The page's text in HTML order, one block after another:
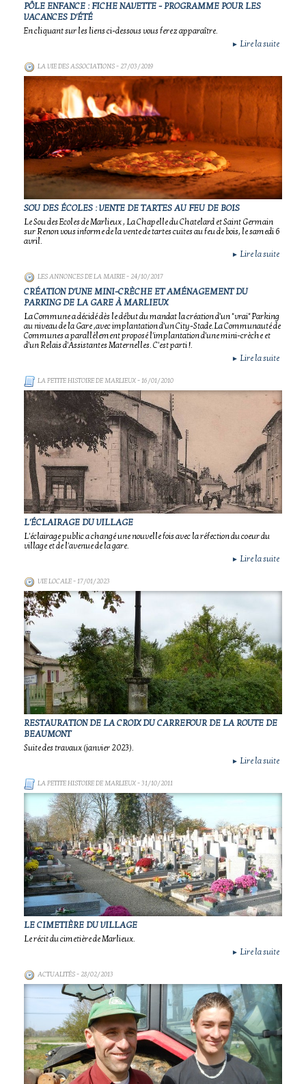
PÔLE ENFANCE : FICHE NAVETTE - PROGRAMME POUR LES
VACANCES D'ÉTÉ
En cliquant sur les liens ci-dessous vous ferez apparaître.
► Lire la suite
LA VIE DES ASSOCIATIONS- 27/03/2019
SOU DES ÉCOLES : VENTE DE TARTES AU FEU DE BOIS
Le Sou des Ecoles de Marlieux , La Chapelle du Chatelard et Saint Germain
sur Renon vous informe de la vente de tartes cuites au feu de bois, le samedi 6
avril.
► Lire la suite
LES ANNONCES DE LA MAIRIE- 24/10/2017
CRÉATION D'UNE MINI-CRÈCHE ET AMÉNAGEMENT DU
PARKING DE LA GARE À MARLIEUX
La Commune a décidé dès le début du mandat la création d'un "vrai" Parking
au niveau de la Gare ,avec implantation d'un City-Stade.La Communauté de
Communes a parallèlement proposé l'implantation d'une mini-crèche et
d'un Relais d'Assistantes Maternelles. C'est parti !.
► Lire la suite
LA PETITE HISTOIRE DE MARLIEUX- 16/01/2010
L'ÉCLAIRAGE DU VILLAGE
L'éclairage public a changé une nouvelle fois avec la réfection du coeur du
village et de l'avenue de la gare.
► Lire la suite
VIE LOCALE- 17/01/2023
RESTAURATION DE LA CROIX DU CARREFOUR DE LA ROUTE DE
BEAUMONT
Suite des travaux (janvier 2023).
► Lire la suite
LA PETITE HISTOIRE DE MARLIEUX- 31/10/2011
LE CIMETIÈRE DU VILLAGE
Le récit du cimetière de Marlieux.
► Lire la suite
ACTUALITÉS- 28/02/2013